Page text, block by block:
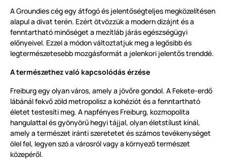
A Groundies cég egy átfogó és jelentőségteljes megközelítésen
alapul a divat terén. Ezért ötvözzük a modern dizájnt és a
fenntartható minőséget a mezítláb járás egészségügyi
előnyeivel. Ezzel a módon változtatjuk meg a legősibb és
legtermészetesebb mozgásformát a jelenkori jelentős trenddé.
A természethez való kapcsolódás érzése
Freiburg egy olyan város, amely a jövőre gondol. A Fekete-erdő
lábánál fekvő zöld metropolisz a kohéziót és a fenntartható
életet testesíti meg. A napfényes Freiburg, kozmopolita
hangulattal és gyönyörű hegyi tájjal, olyan életstílust kínál,
amely a természet iránti szeretetet és számos tevékenységet
ölel fel, legyen szó a városról vagy a környező természet
közepéről.